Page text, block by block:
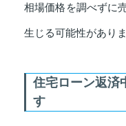
相場価格を調べずに
生じる可能性がありま
住宅ローン返済
す